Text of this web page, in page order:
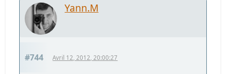
Yann.M
#744 Avril 12, 2012, 20:00:27